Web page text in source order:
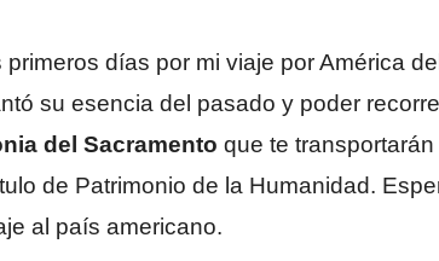
días por mi viaje por América
su esencia del pasado y poder
del Sacramento que te
de Patrimonio de la Humanidad.
al país americano.